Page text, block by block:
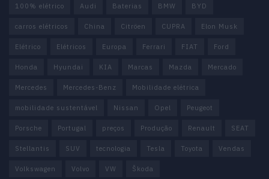
100% elétrico Audi Baterias BMW BYD
carros elétricos China Citröen CUPRA Elon Musk
Elétrico Elétricos Europa Ferrari FIAT Ford
Honda Hyundai KIA Marcas Mazda Mercado
Mercedes Mercedes-Benz Mobilidade elétrica
mobilidade sustentável Nissan Opel Peugeot
Porsche Portugal preços Produção Renault SEAT
Stellantis SUV tecnologia Tesla Toyota Vendas
Volkswagen Volvo VW Škoda